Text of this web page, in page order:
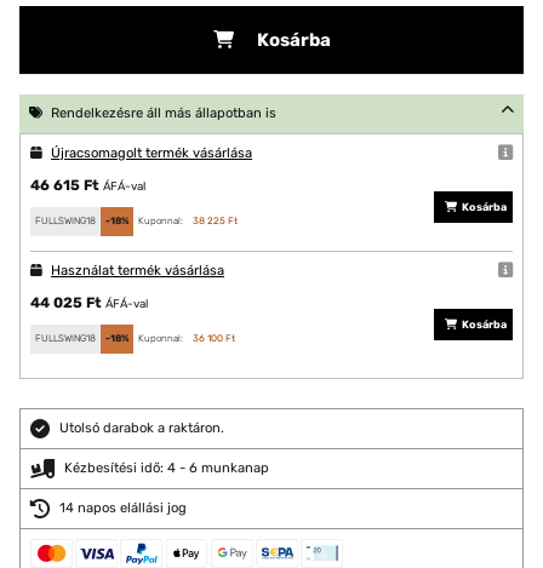
Kosárba
Rendelkezésre áll más állapotban is
Újracsomagolt termék vásárlása
46 615 Ft ÁFÁ-val
FULLSWING18 -18% Kuponnal: 38 225 Ft
Kosárba
Használat termék vásárlása
44 025 Ft ÁFÁ-val
FULLSWING18 -18% Kuponnal: 36 100 Ft
Kosárba
Utolsó darabok a raktáron.
Kézbesítési idő: 4 - 6 munkanap
14 napos elállási jog